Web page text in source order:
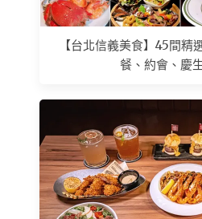
【台北信義美食】45間精
餐、約會、慶